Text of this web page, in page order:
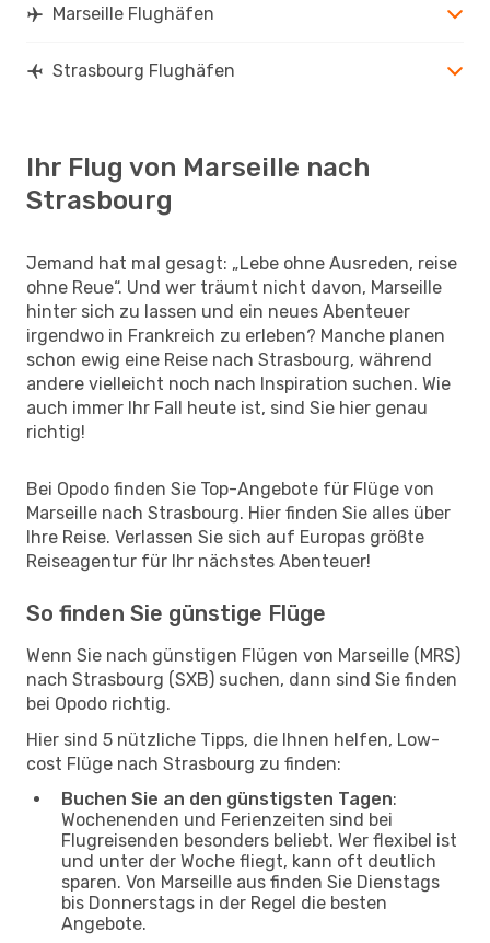
Marseille Flughäfen
Strasbourg Flughäfen
Ihr Flug von Marseille nach
Strasbourg
Jemand hat mal gesagt: „Lebe ohne Ausreden, reise
ohne Reue“. Und wer träumt nicht davon, Marseille
hinter sich zu lassen und ein neues Abenteuer
irgendwo in Frankreich zu erleben? Manche planen
schon ewig eine Reise nach Strasbourg, während
andere vielleicht noch nach Inspiration suchen. Wie
auch immer Ihr Fall heute ist, sind Sie hier genau
richtig!
Bei Opodo finden Sie Top-Angebote für Flüge von
Marseille nach Strasbourg. Hier finden Sie alles über
Ihre Reise. Verlassen Sie sich auf Europas größte
Reiseagentur für Ihr nächstes Abenteuer!
So finden Sie günstige Flüge
Wenn Sie nach günstigen Flügen von Marseille (MRS)
nach Strasbourg (SXB) suchen, dann sind Sie finden
bei Opodo richtig.
Hier sind 5 nützliche Tipps, die Ihnen helfen, Low-
cost Flüge nach Strasbourg zu finden:
Buchen Sie an den günstigsten Tagen:
Wochenenden und Ferienzeiten sind bei
Flugreisenden besonders beliebt. Wer flexibel ist
und unter der Woche fliegt, kann oft deutlich
sparen. Von Marseille aus finden Sie Dienstags
bis Donnerstags in der Regel die besten
Angebote.